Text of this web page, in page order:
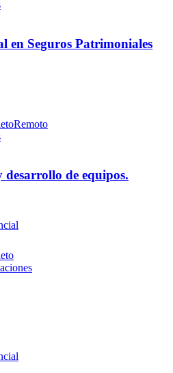
en Seguros Patrimoniales
Remoto
desarrollo de equipos.